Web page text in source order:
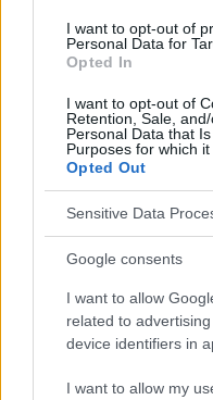
I want to opt-out of
Personal Data for
Opted In
I want to opt-out of
Retention, Sale,
Personal Data that
Purposes for which it
Opted Out
Sensitive Data
Google consents
I want to allow
related to
device identifiers in
I want to allow my
infección para las
inmunes es cercana